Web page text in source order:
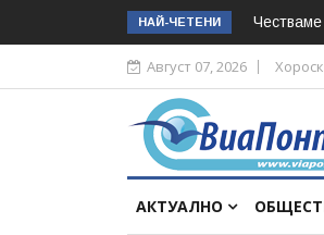
НАЙ-ЧЕТЕНИ
Август 07, 2026
АКТУАЛНО